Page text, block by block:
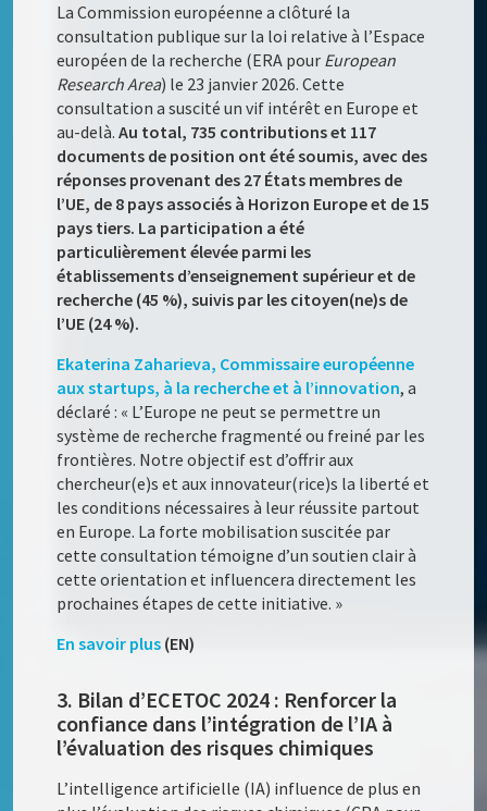
La Commission européenne a clôturé la
consultation publique sur la loi relative à l’Espace
européen de la recherche (ERA pour European
Research Area) le 23 janvier 2026. Cette
consultation a suscité un vif intérêt en Europe et
au-delà.Au total, 735 contributions et 117
documents de position ont été soumis, avec des
réponses provenant des 27 États membres de
l’UE, de 8 pays associés à Horizon Europe et de 15
pays tiers. La participation a été
particulièrement élevée parmi les
établissements d’enseignement supérieur et de
recherche (45 %), suivis par les citoyen(ne)s de
l’UE (24 %).
Ekaterina Zaharieva, Commissaire européenne
aux startups, à la recherche et à l’innovation, a
déclaré : « L’Europe ne peut se permettre un
système de recherche fragmenté ou freiné par les
frontières. Notre objectif est d’offrir aux
chercheur(e)s et aux innovateur(rice)s la liberté et
les conditions nécessaires à leur réussite partout
en Europe. La forte mobilisation suscitée par
cette consultation témoigne d’un soutien clair à
cette orientation et influencera directement les
prochaines étapes de cette initiative. »
En savoir plus (EN)
3. Bilan d’ECETOC 2024 : Renforcer la
confiance dans l’intégration de l’IA à
l’évaluation des risques chimiques
L’intelligence artificielle (IA) influence de plus en